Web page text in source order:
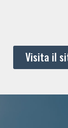
Visita il